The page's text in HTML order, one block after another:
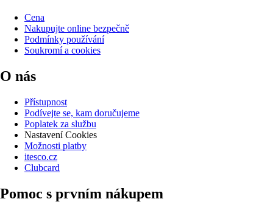
Cena
Nakupujte online bezpečně
Podmínky používání
Soukromí a cookies
O nás
Přístupnost
Podívejte se, kam doručujeme
Poplatek za službu
Nastavení Cookies
Možnosti platby
itesco.cz
Clubcard
Pomoc s prvním nákupem